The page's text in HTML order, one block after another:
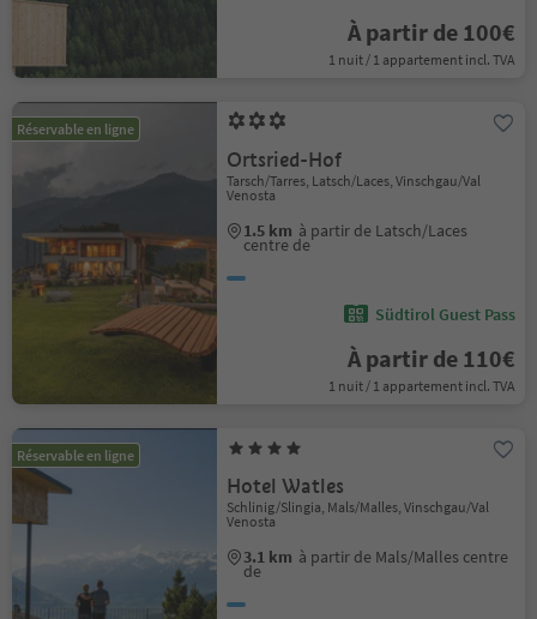
À partir de 100€
1 nuit / 1 appartement incl. TVA
Réservable en ligne
Ortsried-Hof
Tarsch/Tarres, Latsch/Laces, Vinschgau/Val
Venosta
1.5 km à partir de Latsch/Laces
centre de
Südtirol Guest Pass
À partir de 110€
1 nuit / 1 appartement incl. TVA
Réservable en ligne
Hotel Watles
Schlinig/Slingia, Mals/Malles, Vinschgau/Val
Venosta
3.1 km à partir de Mals/Malles centre
de